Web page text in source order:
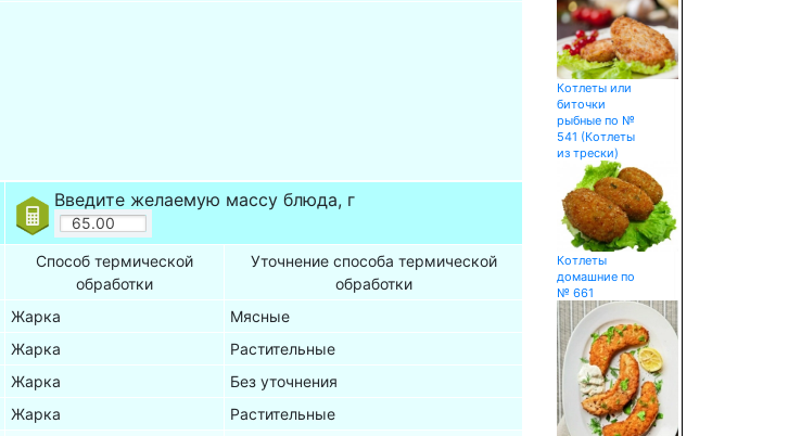
Введите желаемую массу блюда, г
Способ термической
обработки
Уточнение способа термической
обработки
Жарка
Мясные
Жарка
Растительные
Жарка
Без уточнения
Жарка
Растительные
Котлеты или
биточки
рыбные по №
541 (Котлеты
из трески)
Котлеты
домашние по
№ 661